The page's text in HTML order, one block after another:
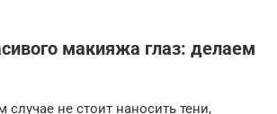
макияжа глаз: делаем
случае не стоит наносить тени,